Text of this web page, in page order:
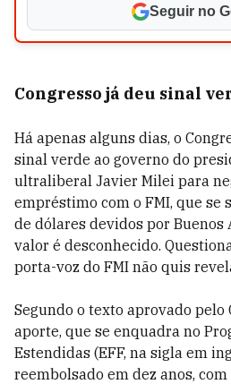
Seguir no
Congresso já deu sinal
Há apenas alguns dias, o
sinal verde ao governo do
ultraliberal Javier Milei para
empréstimo com o FMI, que se
de dólares devidos por Buenos
valor é desconhecido.
porta-voz do FMI não quis
Segundo o texto aprovado pelo
aporte, que se enquadra no
Estendidas (EFF, na sigla em
reembolsado em dez anos,